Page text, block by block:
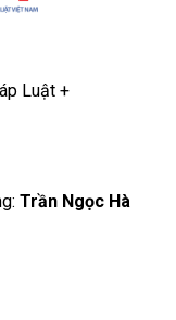
Luật +
Trần Ngọc Hà